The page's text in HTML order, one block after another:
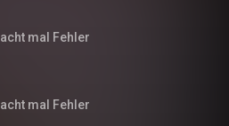
mal Fehler
mal Fehler